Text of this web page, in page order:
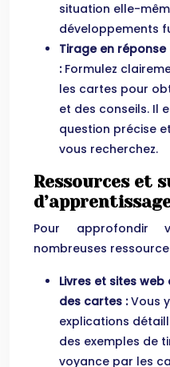
situation elle-
développements
Tirage en
: Formulez
les cartes pour
et des conseils. Il
question précise
vous recherchez.
Ressources et
Pour approfondir
nombreuses
Livres et sites
des cartes :Vous
explications
des exemples de
voyance par les